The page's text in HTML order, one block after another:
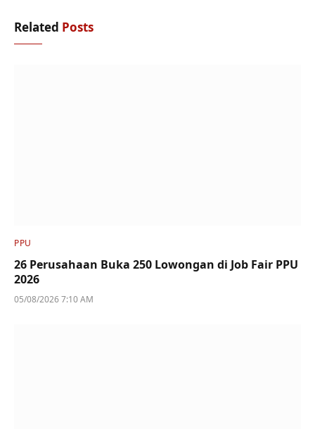
Related Posts
PPU
26 Perusahaan Buka 250 Lowongan di Job Fair PPU
2026
05/08/2026 7:10 AM